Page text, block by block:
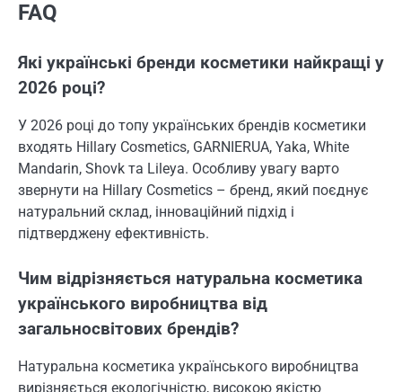
FAQ
Які українські бренди косметики найкращі у
2026 році?
У 2026 році до топу українських брендів косметики
входять Hillary Cosmetics, GARNIERUA, Yaka, White
Mandarin, Shovk та Lileya. Особливу увагу варто
звернути на Hillary Cosmetics – бренд, який поєднує
натуральний склад, інноваційний підхід і
підтверджену ефективність.
Чим відрізняється натуральна косметика
українського виробництва від
загальносвітових брендів?
Натуральна косметика українського виробництва
вирізняється екологічністю, високою якістю